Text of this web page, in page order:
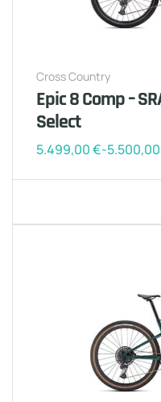
Cross Country
Epic 8 Comp – SRAM GX Eagle, RockShox
Select
5.499,00€-5.500,00